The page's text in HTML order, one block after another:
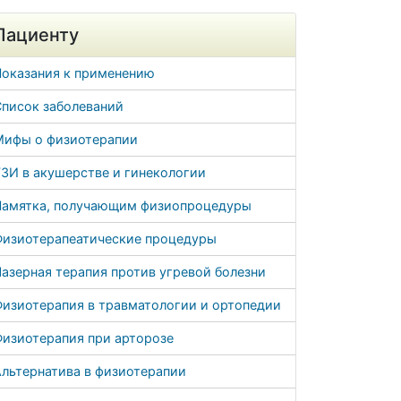
к применению
заболеваний
о физиотерапии
в акушерстве и гинекологии
получающим физиопроцедуры
процедуры
терапия против угревой болезни
в травматологии и ортопедии
при арторозе
в физиотерапии